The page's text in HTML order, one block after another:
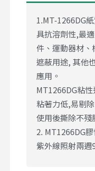
1.MT-1266DG
具抗溶劑性,最
件、運動器材
遮蔽用途, 其他
應用。
MT1266DG粘
粘著力低,易剔
使用後撕除不殘
2. MT1266DG
紫外線照射兩週